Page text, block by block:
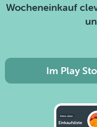
Wocheneinkauf
Im Play